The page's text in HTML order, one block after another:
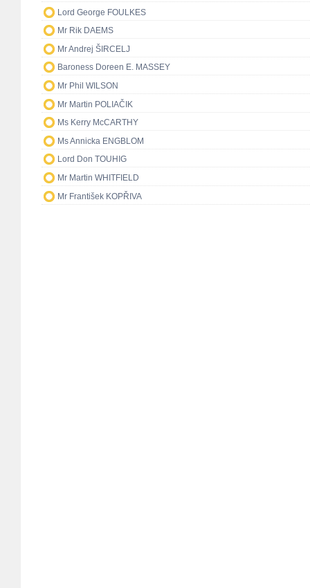
Lord George FOULKES
Mr Rik DAEMS
Mr Andrej ŠIRCELJ
Baroness Doreen E. MASSEY
Mr Phil WILSON
Mr Martin POLIAČIK
Ms Kerry McCARTHY
Ms Annicka ENGBLOM
Lord Don TOUHIG
Mr Martin WHITFIELD
Mr František KOPŘIVA